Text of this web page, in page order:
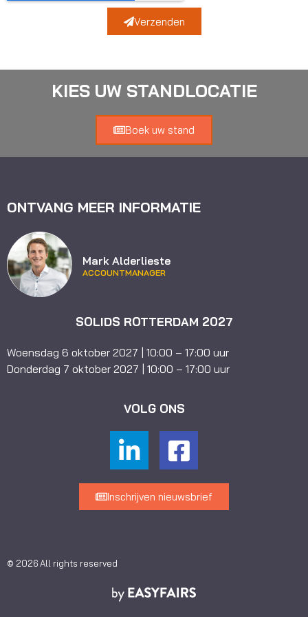
Verzenden
KIES UW STANDLOCATIE
Boek uw stand
ONTVANG MEER INFORMATIE
Mark Alderlieste
ACCOUNTMANAGER
SOLIDS ROTTERDAM 2027
Woensdag 6 oktober 2027 | 10:00 – 17:00 uur
Donderdag 7 oktober 2027 | 10:00 – 17:00 uur
VOLG ONS
Inschrijven nieuwsbrief
© 2026 All rights reserved